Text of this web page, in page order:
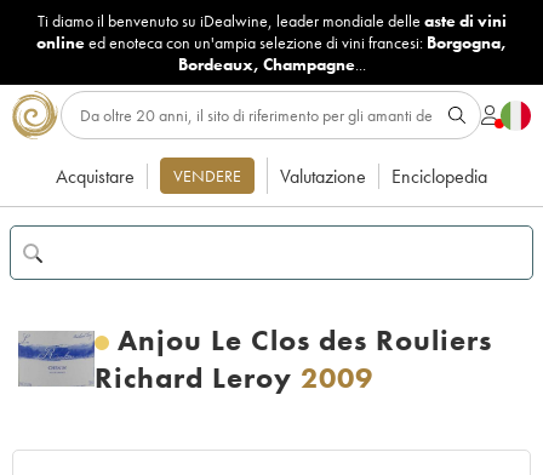
Ti diamo il benvenuto su iDealwine, leader mondiale delle aste di vini
onlineed enoteca con un'ampia selezione di vini francesi: Borgogna,
Bordeaux, Champagne...
Acquistare VENDERE Valutazione Enciclopedia
Anjou Le Clos des Rouliers
Richard Leroy 2009